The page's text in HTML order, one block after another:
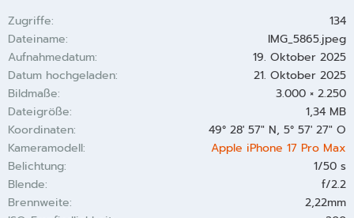
Zugriffe
134
Dateiname
IMG_5865.jpeg
Aufnahmedatum
19. Oktober 2025
Datum hochgeladen
21. Oktober 2025
Bildmaße
3.000 × 2.250
Dateigröße
1,34 MB
Koordinaten
49° 28' 57" N, 5° 57' 27" O
Kameramodell
Apple iPhone 17 Pro Max
Belichtung
1/50 s
Blende
f/2.2
Brennweite
2,22mm